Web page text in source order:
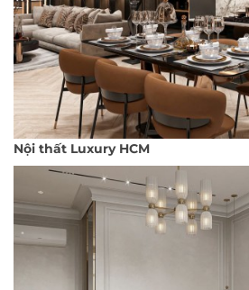
Nội thất Luxury HCM